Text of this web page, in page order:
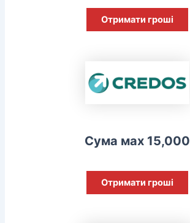
Отримати гроші
Сума мах 15,000
Отримати гроші